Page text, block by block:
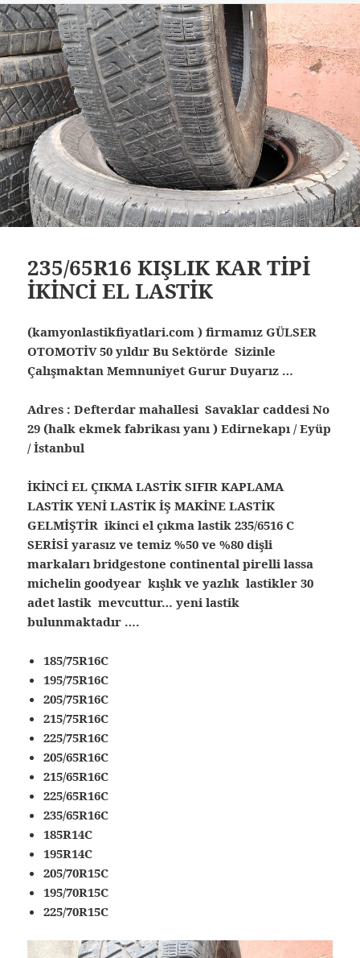
235/65R16 KIŞLIK KAR TİPİ
İKİNCİ EL LASTİK
(kamyonlastikfiyatlari.com ) firmamız GÜLSER
OTOMOTİV 50 yıldır Bu Sektörde Sizinle
Çalışmaktan Memnuniyet Gurur Duyarız …
Adres : Defterdar mahallesi Savaklar caddesi No
29 (halk ekmek fabrikası yanı ) Edirnekapı / Eyüp
/ İstanbul
İKİNCİ EL ÇIKMA LASTİK SIFIR KAPLAMA
LASTİK YENİ LASTİK İŞ MAKİNE LASTİK
GELMİŞTİR ikinci el çıkma lastik 235/6516 C
SERİSİ yarasız ve temiz %50 ve %80 dişli
markaları bridgestone continental pirelli lassa
michelin goodyear kışlık ve yazlık lastikler 30
adet lastik mevcuttur… yeni lastik
bulunmaktadır ….
185/75R16C
195/75R16C
205/75R16C
215/75R16C
225/75R16C
205/65R16C
215/65R16C
225/65R16C
235/65R16C
185R14C
195R14C
205/70R15C
195/70R15C
225/70R15C